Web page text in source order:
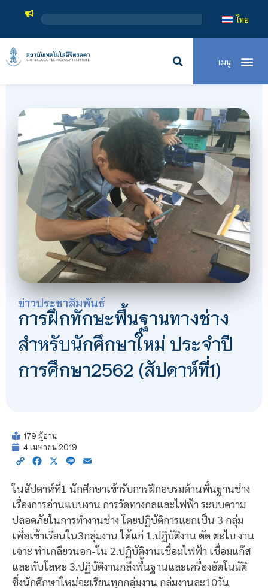
สถาบันเทคโนโลยีจิตรลดา เป็นสถาบันอุดมศึกษ
ไทย
ข่าวประชาสัมพันธ์
การฝึกทักษะพื้นฐานทางช่าง
สำหรับนักศึกษาใหม่ ประจำปี
การศึกษา2562 (สัปดาห์ที่1)
179 ผู้อ่าน
4 เมษายน 2019
Copy Facebook
X Line
ในสัปดาห์ที่1 นักศึกษาเข้ารับการฝึกอบรมด้านพื้นฐานช่าง
เรื่องการอ่านแบบงาน การวัดทางกลและไฟฟ้า ระบบความ
ปลอดภัยในการทำงานช่าง โดยปฏิบัติการแยกเป็น 3 กลุ่ม
เพื่อเข้าเรียนใน3กลุ่มงาน ได้แก่ 1.ปฏิบัติงาน ตัด ตะไบ งาน
เจาะ ทำเกลียวนอก-ใน 2.ปฏิบัติงานเชื่อมไฟฟ้า เชื่อมแก๊ส
และพับโลหะ 3.ปฏิบัติงานกลึงพื้นฐานและเครื่องอัตโนมัติ
ซึ่งนักศึกษาใหม่จะเรียนทุกกลุ่มงาน กล่มงานละ10วัน